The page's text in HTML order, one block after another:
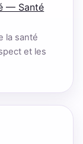
— Santé
la santé
et les